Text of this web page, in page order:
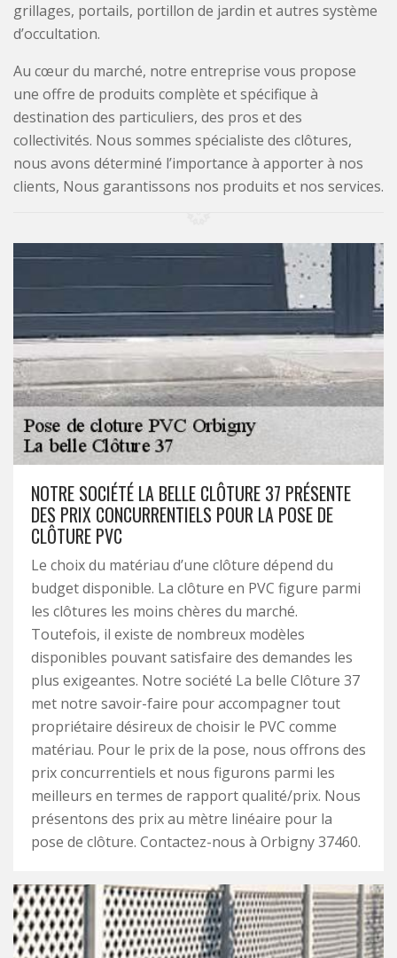
grillages, portails, portillon de jardin et autres système
d’occultation.
Au cœur du marché, notre entreprise vous propose
une offre de produits complète et spécifique à
destination des particuliers, des pros et des
collectivités. Nous sommes spécialiste des clôtures,
nous avons déterminé l’importance à apporter à nos
clients, Nous garantissons nos produits et nos services.
NOTRE SOCIÉTÉ LA BELLE CLÔTURE 37 PRÉSENTE
DES PRIX CONCURRENTIELS POUR LA POSE DE
CLÔTURE PVC
Le choix du matériau d’une clôture dépend du
budget disponible. La clôture en PVC figure parmi
les clôtures les moins chères du marché.
Toutefois, il existe de nombreux modèles
disponibles pouvant satisfaire des demandes les
plus exigeantes. Notre société La belle Clôture 37
met notre savoir-faire pour accompagner tout
propriétaire désireux de choisir le PVC comme
matériau. Pour le prix de la pose, nous offrons des
prix concurrentiels et nous figurons parmi les
meilleurs en termes de rapport qualité/prix. Nous
présentons des prix au mètre linéaire pour la
pose de clôture. Contactez-nous à Orbigny 37460.